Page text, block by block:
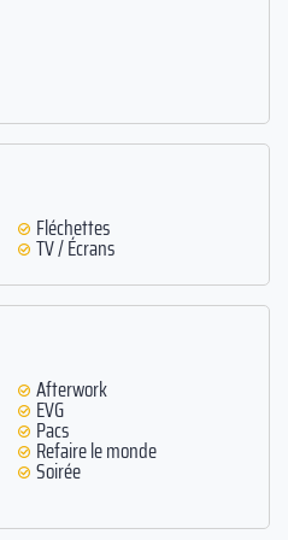
Fléchettes
TV / Écrans
Afterwork
EVG
Pacs
Refaire le monde
Soirée